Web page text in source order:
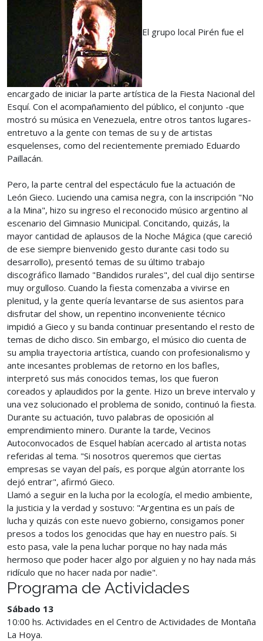
El grupo local Pirén fue el
encargado de iniciar la parte artística de la Fiesta Nacional del
Esquí. Con el acompañamiento del público, el conjunto -que
mostró su música en Venezuela, entre otros tantos lugares-
entretuvo a la gente con temas de su y de artistas
esquelenses, como del recientemente premiado Eduardo
Paillacán.
Pero, la parte central del espectáculo fue la actuación de
León Gieco. Luciendo una camisa negra, con la inscripción "No
a la Mina", hizo su ingreso el reconocido músico argentino al
escenario del Gimnasio Municipal. Concitando, quizás, la
mayor cantidad de aplausos de la Noche Mágica (que careció
de ese siempre bienvenido gesto durante casi todo su
desarrollo), presentó temas de su último trabajo
discográfico llamado "Bandidos rurales", del cual dijo sentirse
muy orgulloso. Cuando la fiesta comenzaba a vivirse en
plenitud, y la gente quería levantarse de sus asientos para
disfrutar del show, un repentino inconveniente técnico
impidió a Gieco y su banda continuar presentando el resto de
temas de dicho disco. Sin embargo, el músico dio cuenta de
su amplia trayectoria artística, cuando con profesionalismo y
ante incesantes problemas de retorno en los bafles,
interpretó sus más conocidos temas, los que fueron
coreados y aplaudidos por la gente. Hizo un breve intervalo y
una vez solucionado el problema de sonido, continuó la fiesta.
Durante su actuación, tuvo palabras de oposición al
emprendimiento minero. Durante la tarde, Vecinos
Autoconvocados de Esquel habían acercado al artista notas
referidas al tema. "Si nosotros queremos que ciertas
empresas se vayan del país, es porque algún atorrante los
dejó entrar", afirmó Gieco.
Llamó a seguir en la lucha por la ecología, el medio ambiente,
la justicia y la verdad y sostuvo: "Argentina es un país de
lucha y quizás con este nuevo gobierno, consigamos poner
presos a todos los genocidas que hay en nuestro país. Si
esto pasa, vale la pena luchar porque no hay nada más
hermoso que poder hacer algo por alguien y no hay nada más
ridículo que no hacer nada por nadie".
Programa de Actividades
Sábado 13
10:00 hs. Actividades en el Centro de Actividades de Montaña
La Hoya.